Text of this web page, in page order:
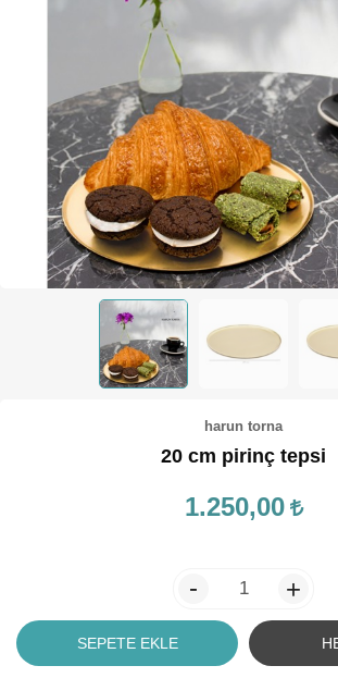
PUROLUK VE APARATLAR
ŞAMDAN / MUMLUK
TAKILIK
TEPSİ / KÜRE
harun torna
20 cm pirinç tepsi
1.250,00
- +
SEPETE EKLE